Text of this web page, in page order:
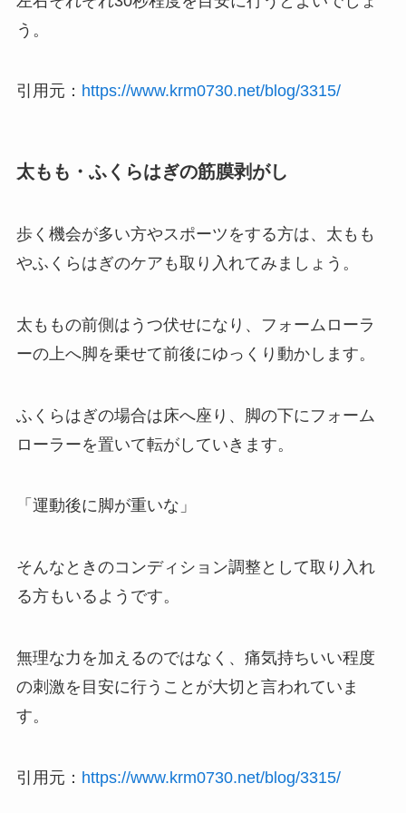
う。
引用元： https://www.krm0730.net/blog/3315/
太もも・ふくらはぎの筋膜剥がし
歩く機会が多い方やスポーツをする方は、太もも
やふくらはぎのケアも取り入れてみましょう。
太ももの前側はうつ伏せになり、フォームローラ
ーの上へ脚を乗せて前後にゆっくり動かします。
ふくらはぎの場合は床へ座り、脚の下にフォーム
ローラーを置いて転がしていきます。
「運動後に脚が重いな」
そんなときのコンディション調整として取り入れ
る方もいるようです。
無理な力を加えるのではなく、痛気持ちいい程度
の刺激を目安に行うことが大切と言われていま
す。
引用元： https://www.krm0730.net/blog/3315/